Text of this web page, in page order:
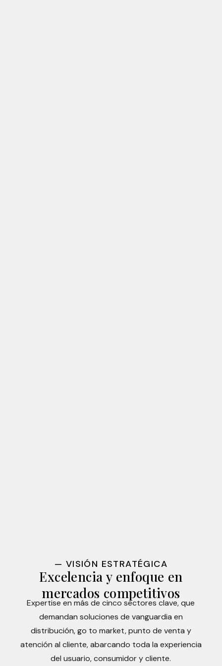
— VISIÓN ESTRATÉGICA
Excelencia y enfoque en
mercados competitivos
Expertise en más de cinco sectores clave, que
demandan soluciones de vanguardia en
distribución, go to market, punto de venta y
atención al cliente, abarcando toda la experiencia
del usuario, consumidor y cliente.